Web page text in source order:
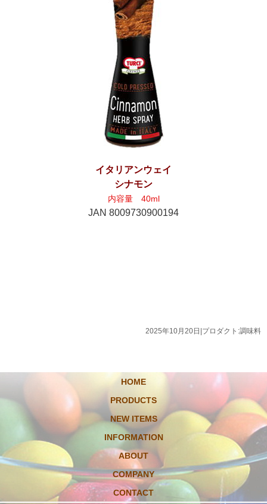
イタリアンウェイ
シナモン
内容量 40ml
JAN 8009730900194
2025年10月20日 プロダクト:調味料
HOME
PRODUCTS
NEW ITEMS
INFORMATION
ABOUT
COMPANY
CONTACT